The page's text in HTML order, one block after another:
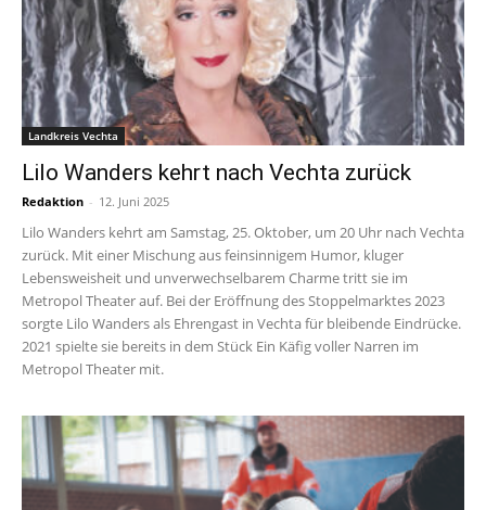
Landkreis Vechta
Lilo Wanders kehrt nach Vechta zurück
Redaktion - 12. Juni 2025
Lilo Wanders kehrt am Samstag, 25. Oktober, um 20 Uhr nach Vechta
zurück. Mit einer Mischung aus feinsinnigem Humor, kluger
Lebensweisheit und unverwechselbarem Charme tritt sie im
Metropol Theater auf. Bei der Eröffnung des Stoppelmarktes 2023
sorgte Lilo Wanders als Ehrengast in Vechta für bleibende Eindrücke.
2021 spielte sie bereits in dem Stück Ein Käfig voller Narren im
Metropol Theater mit.